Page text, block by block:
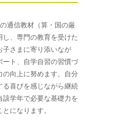
通信教材（算・国の厳
、専門の教育を受けた
子さまに寄り添いなが
ート、自学自習の習慣づ
の向上に努めます。自分
る喜びを感じながら継続
学年で必要な基礎力を
になります。